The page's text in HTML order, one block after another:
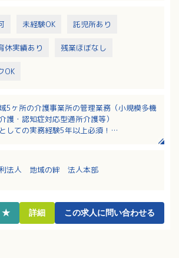
未経験OK 託児所あり
休実績あり 残業ほぼなし
OK
5ヶ所の介護事業所の管理業務（小規模多機
護・認知症対応型通所介護等）
しての実務経験5年以上必須！
夜勤手当や日祝手当など各種手当あり
に力を入れており、研修も充実している法
法人 地域の絆 法人本部
★ 詳細 この求人に問い合わせる